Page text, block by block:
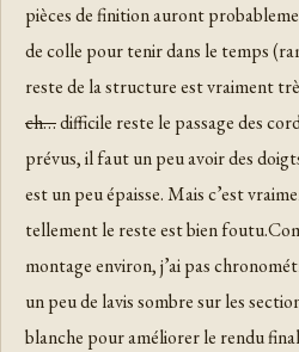
pièces de finition auront
de colle pour tenir dans le temps
reste de la structure est vraiment
ch…difficile reste le passage des
prévus, il faut un peu avoir des
est un peu épaisse. Mais c’est
tellement le reste est bien
montage environ, j’ai pas
un peu de lavis sombre sur les
blanche pour améliorer le rendu